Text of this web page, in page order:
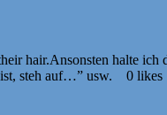
hair.Ansonsten halte
steh auf…” usw. 0 likes